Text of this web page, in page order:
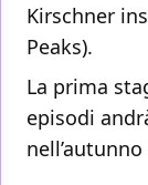
Kirschner
Peaks).
La prima
episodi